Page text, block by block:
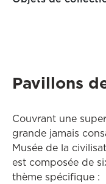
Pavillons
Couvrant une
grande jamais
Musée de la
est composée de
thème spécifique :